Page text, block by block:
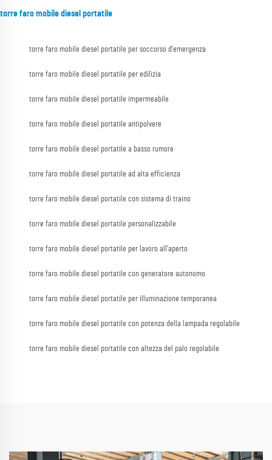
torre faro mobile diesel portatile
torre faro mobile diesel portatile per soccorso d'emergenza
torre faro mobile diesel portatile per edilizia
torre faro mobile diesel portatile impermeabile
torre faro mobile diesel portatile antipolvere
torre faro mobile diesel portatile a basso rumore
torre faro mobile diesel portatile ad alta efficienza
torre faro mobile diesel portatile con sistema di traino
torre faro mobile diesel portatile personalizzabile
torre faro mobile diesel portatile per lavoro all'aperto
torre faro mobile diesel portatile con generatore autonomo
torre faro mobile diesel portatile per illuminazione temporanea
torre faro mobile diesel portatile con potenza della lampada regolabile
torre faro mobile diesel portatile con altezza del palo regolabile